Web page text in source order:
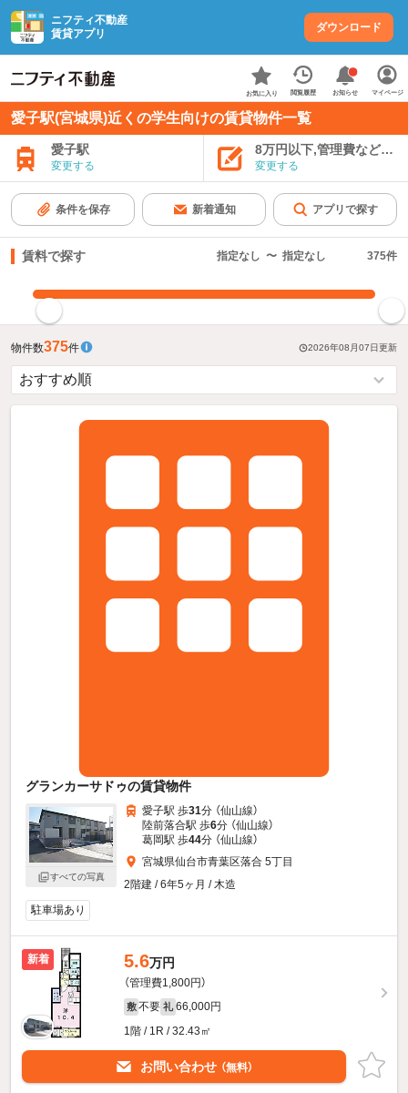
ニフティ不動産
賃貸アプリ
ダウンロード
お気に入り 閲覧履歴 お知らせ マイページ
愛子駅(宮城県)近くの学生向けの賃貸物件一覧
愛子駅
変更する
8万円以下,管理費など込み
変更する
条件を保存 新着通知 アプリで探す
賃料で探す 指定なし 〜 指定なし 375件
物件数375件 2026年08月07日更新
グランカーサドゥの賃貸物件
すべての写真
愛子駅 歩31分 （仙山線）
陸前落合駅 歩6分 （仙山線）
葛岡駅 歩44分 （仙山線）
宮城県仙台市青葉区落合 5丁目
2階建 / 6年5ヶ月 / 木造
駐車場あり
新着 5.6万円
（管理費1,800円）
敷 不要 礼 66,000円
1階 / 1R / 32.43㎡
お問い合わせ （無料）